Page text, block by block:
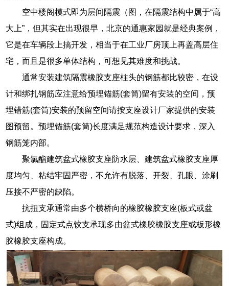
空中楼阁模式即为层间隔震（图，在隔震结构中属于“高
大上”，但其实在出现很早，北京的通惠家园就是经典案例，
它是在车辆段上搞开发，相当于在工业厂房顶上再盖高层住
宅，而且是很多单体结构，可想见其难度和挑战。
通常安装建筑隔震橡胶支座柱头的钢筋都比较密，在设
计和绑扎钢筋应注意给预埋锚筋(套筒)留有安装的空间，预
埋错筋(套筒)安装的预留空间请按支座设计厂家提供的安装
图预留。预埋锚筋(套筒)长度满足规范构造设计要求，深入
钢筋笼内部。
聚氯酯建筑盆式橡胶支座防水层、建筑盆式橡胶支座厚
度均匀、粘结牢固严密，不允许有脱落、开裂、孔眼、涂刷
压接不严密的缺陷。
抗扭支承通常由多个横桥向的橡胶橡胶支座(板式或盆
式)组成，固定式点铰支承现多由盆式橡胶橡胶支座或板形橡
胶橡胶支座构成。